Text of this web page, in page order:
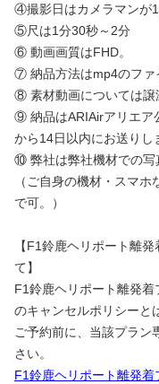
④撮影日はカメラマンが1
⑤尺は1分30秒～2分
⑥ 動画画質はFHD。
⑦ 納品方法はmp4のファ
⑧ 素材動画については譲
⑨ 納品はARIAirアリエア
から14日以内にお送りし
⑩ 弊社は弊社機材での写
（ご自身の機材・スマ
で可。）
【F1鈴鹿ヘリポート離
て】
F1鈴鹿ヘリポート離発
のキャンセルポリシーと
ご予約前に、当該プラン
さい。
F1鈴鹿ヘリポート離発